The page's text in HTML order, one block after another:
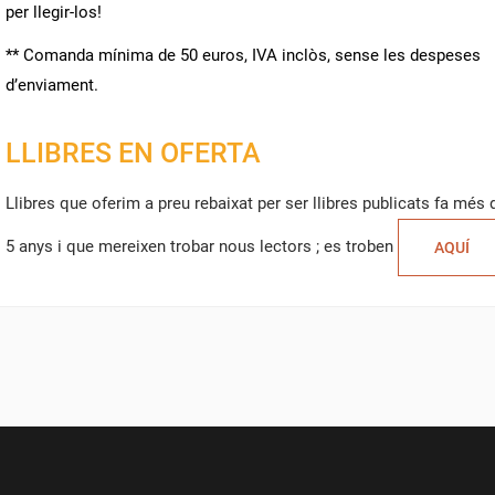
per llegir-los!
** Comanda mínima de 50 euros, IVA inclòs, sense les despeses
d’enviament.
LLIBRES EN OFERTA
Llibres que oferim a preu rebaixat per ser llibres publicats fa més
5 anys i que mereixen trobar nous lectors ; es troben AQUÍ
MEVES LLISTES DE DESITJOS
CANCEL·LAR CREAR UNA LLISTA DE DESITJOS
A DESAR ELS PRODUCTES A LA VOSTRA LLISTA DE DESITJOS, HEU DE
VOS.
CANCEL·LAR